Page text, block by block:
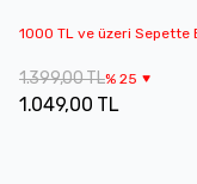
1000 TL ve üzeri Sepette
1.399,00 TL% 25
1.049,00 TL